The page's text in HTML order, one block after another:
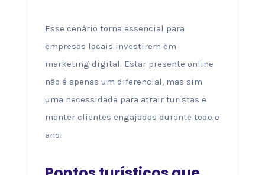
Esse cenário torna essencial para
empresas locais investirem em
marketing digital. Estar presente online
não é apenas um diferencial, mas sim
uma necessidade para atrair turistas e
manter clientes engajados durante todo o
ano.